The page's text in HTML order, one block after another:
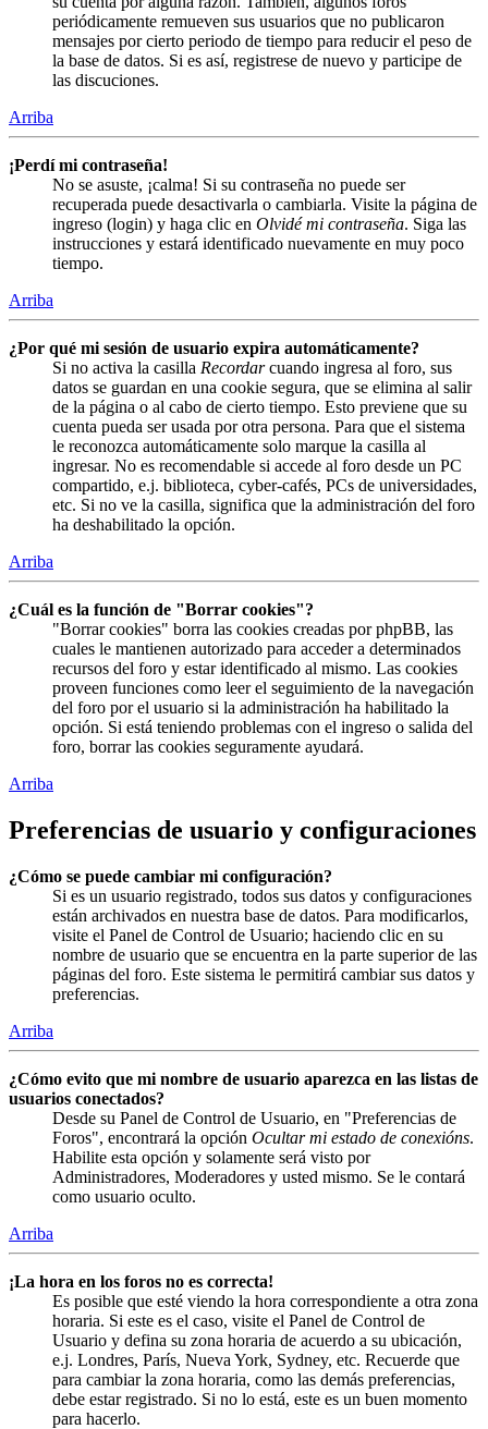
periódicamente remueven sus usuarios que no publicaron
mensajes por cierto periodo de tiempo para reducir el peso de
la base de datos. Si es así, registrese de nuevo y participe de
las discuciones.
Arriba
¡Perdí mi contraseña!
No se asuste, ¡calma! Si su contraseña no puede ser
recuperada puede desactivarla o cambiarla. Visite la página de
ingreso (login) y haga clic en Olvidé mi contraseña. Siga las
instrucciones y estará identificado nuevamente en muy poco
tiempo.
Arriba
¿Por qué mi sesión de usuario expira automáticamente?
Si no activa la casilla Recordarcuando ingresa al foro, sus
datos se guardan en una cookie segura, que se elimina al salir
de la página o al cabo de cierto tiempo. Esto previene que su
cuenta pueda ser usada por otra persona. Para que el sistema
le reconozca automáticamente solo marque la casilla al
ingresar. No es recomendable si accede al foro desde un PC
compartido, e.j. biblioteca, cyber-cafés, PCs de universidades,
etc. Si no ve la casilla, significa que la administración del foro
ha deshabilitado la opción.
Arriba
¿Cuál es la función de "Borrar cookies"?
"Borrar cookies" borra las cookies creadas por phpBB, las
cuales le mantienen autorizado para acceder a determinados
recursos del foro y estar identificado al mismo. Las cookies
proveen funciones como leer el seguimiento de la navegación
del foro por el usuario si la administración ha habilitado la
opción. Si está teniendo problemas con el ingreso o salida del
foro, borrar las cookies seguramente ayudará.
Arriba
Preferencias de usuario y configuraciones
¿Cómo se puede cambiar mi configuración?
Si es un usuario registrado, todos sus datos y configuraciones
están archivados en nuestra base de datos. Para modificarlos,
visite el Panel de Control de Usuario; haciendo clic en su
nombre de usuario que se encuentra en la parte superior de las
páginas del foro. Este sistema le permitirá cambiar sus datos y
preferencias.
Arriba
¿Cómo evito que mi nombre de usuario aparezca en las listas de
usuarios conectados?
Desde su Panel de Control de Usuario, en "Preferencias de
Foros", encontrará la opción Ocultar mi estado de conexións.
Habilite esta opción y solamente será visto por
Administradores, Moderadores y usted mismo. Se le contará
como usuario oculto.
Arriba
¡La hora en los foros no es correcta!
Es posible que esté viendo la hora correspondiente a otra zona
horaria. Si este es el caso, visite el Panel de Control de
Usuario y defina su zona horaria de acuerdo a su ubicación,
e.j. Londres, París, Nueva York, Sydney, etc. Recuerde que
para cambiar la zona horaria, como las demás preferencias,
debe estar registrado. Si no lo está, este es un buen momento
para hacerlo.